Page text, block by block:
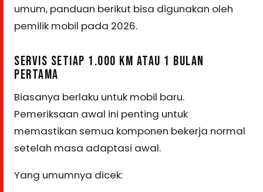
umum, panduan berikut bisa digunakan oleh
pemilik mobil pada 2026.
SERVIS SETIAP 1.000 KM ATAU 1 BULAN
PERTAMA
Biasanya berlaku untuk mobil baru.
Pemeriksaan awal ini penting untuk
memastikan semua komponen bekerja normal
setelah masa adaptasi awal.
Yang umumnya dicek: